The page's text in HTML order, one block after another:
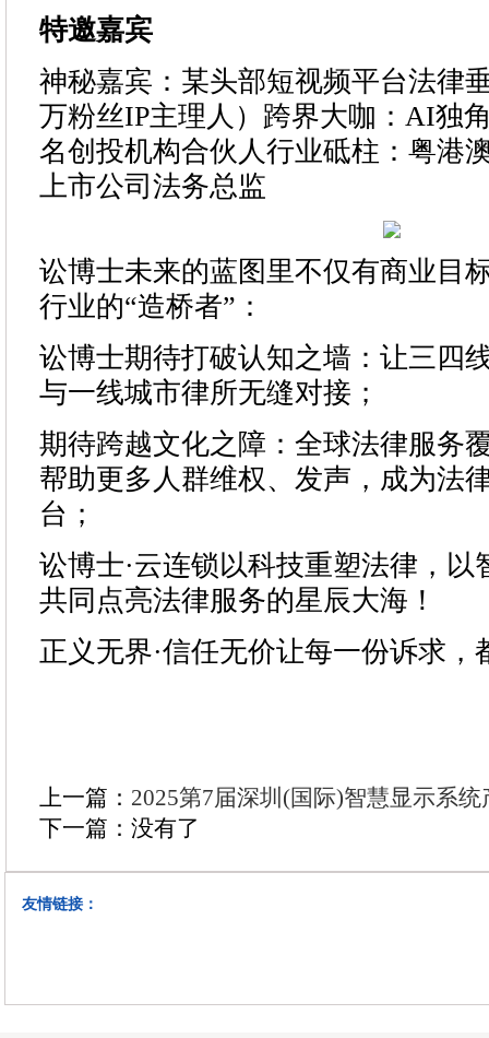
特邀嘉宾
神秘嘉宾：某头部短视频平台法律
万粉丝IP主理人）跨界大咖：AI独
名创投机构合伙人行业砥柱：粤港
上市公司法务总监
讼博士未来的蓝图里不仅有商业目
行业的“造桥者”：
讼博士期待打破认知之墙：让三四
与一线城市律所无缝对接；
期待跨越文化之障：全球法律服务
帮助更多人群维权、发声，成为法
台；
讼博士·云连锁以科技重塑法律，以
共同点亮法律服务的星辰大海！
正义无界·信任无价让每一份诉求，
上一篇： 2025第7届深圳(国际)智慧显示系
下一篇：没有了
友情链接：